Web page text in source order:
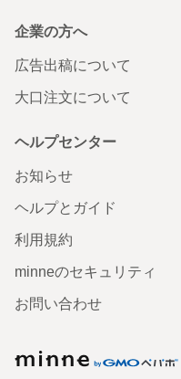
企業の方へ
広告出稿について
大口注文について
ヘルプセンター
お知らせ
ヘルプとガイド
利用規約
minneのセキュリティ
お問い合わせ